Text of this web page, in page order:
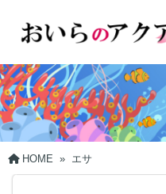
HOME » エサ